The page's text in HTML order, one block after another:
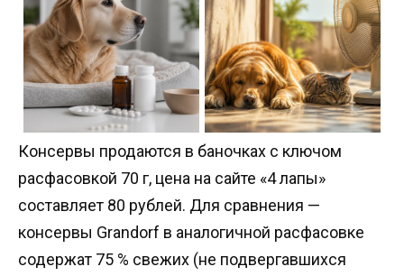
Консервы продаются в баночках с ключом
расфасовкой 70 г, цена на сайте «4 лапы»
составляет 80 рублей. Для сравнения —
консервы Grandorf в аналогичной расфасовке
содержат 75 % свежих (не подвергавшихся